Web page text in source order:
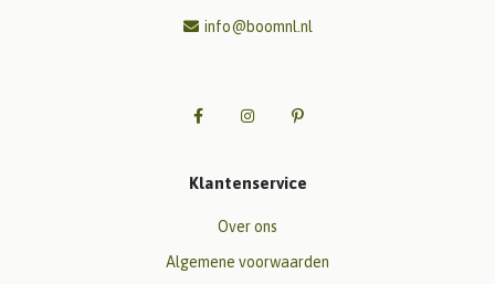
info@boomnl.nl
Klantenservice
Over ons
Algemene voorwaarden